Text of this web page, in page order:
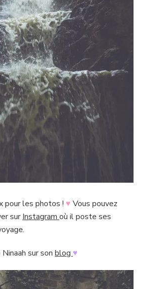
pour les photos ! ♥ Vous pouvez
surInstagram où il poste ses
sur son blog ♥